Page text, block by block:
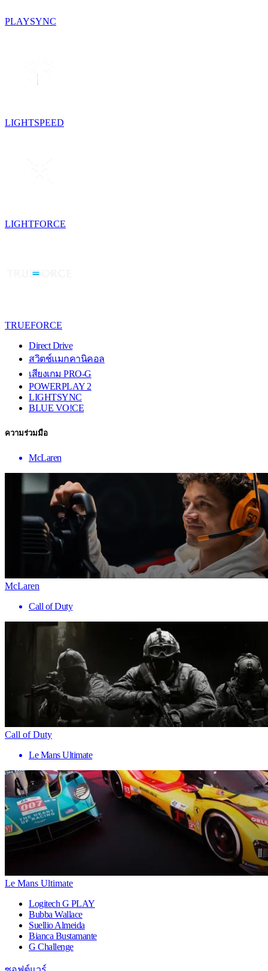
PLAYSYNC
LIGHTSPEED
LIGHTFORCE
TRUEFORCE
Direct Drive
สวิตช์แมกคานิคอล
เสียงเกม PRO-G
POWERPLAY 2
LIGHTSYNC
BLUE VO!CE
ความร่วมมือ
McLaren
McLaren
Call of Duty
Call of Duty
Le Mans Ultimate
Le Mans Ultimate
Logitech G PLAY
Bubba Wallace
Suellio Almeida
Bianca Bustamante
G Challenge